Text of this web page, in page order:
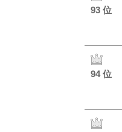
93 位
94 位